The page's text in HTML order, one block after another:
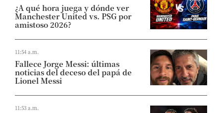
¿A qué hora juega y dónde ver
Manchester United vs. PSG por
amistoso 2026?
11:54 a.m.
Fallece Jorge Messi: últimas
noticias del deceso del papá de
Lionel Messi
11:53 a.m.